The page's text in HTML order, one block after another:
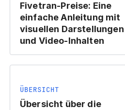
Fivetran-Preise: Eine
einfache Anleitung mit
visuellen Darstellungen
und Video-Inhalten
ÜBERSICHT
Übersicht über die